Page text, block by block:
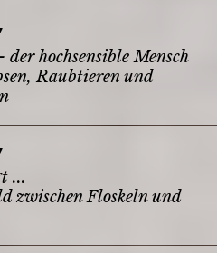
hochsensible Mensch
Raubtieren und
...
zwischen Floskeln und